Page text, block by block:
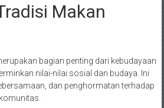
Makan
bagian penting dari kebudayaan
nilai-nilai sosial dan budaya. Ini
dan penghormatan terhadap